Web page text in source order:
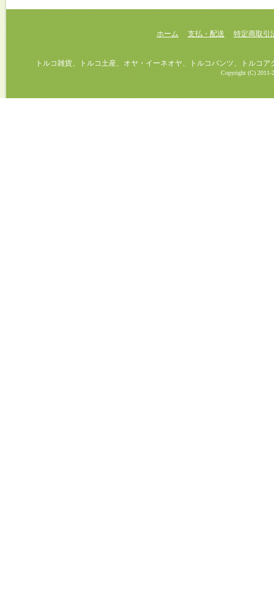
ホーム 支払・配送 特定商取引
トルコ雑貨、トルコ土産、オヤ・イーネオヤ、トルコパンツ、トルコアク
Copyright (C) 2011-